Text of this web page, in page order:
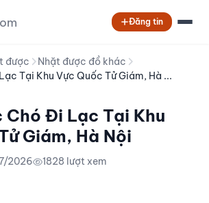
Đăng tin
được
Nhặt được đồ khác
Tại Khu Vực Quốc Tử Giám, Hà ...
Đi Lạc Tại Khu
Giám, Hà Nội
2026 1828 lượt xem